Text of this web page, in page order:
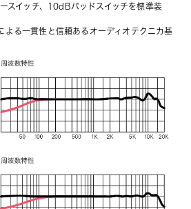
スイッチ、10dBパッドスイッチを標準装
る一貫性と信頼あるオーディオテクニカ基